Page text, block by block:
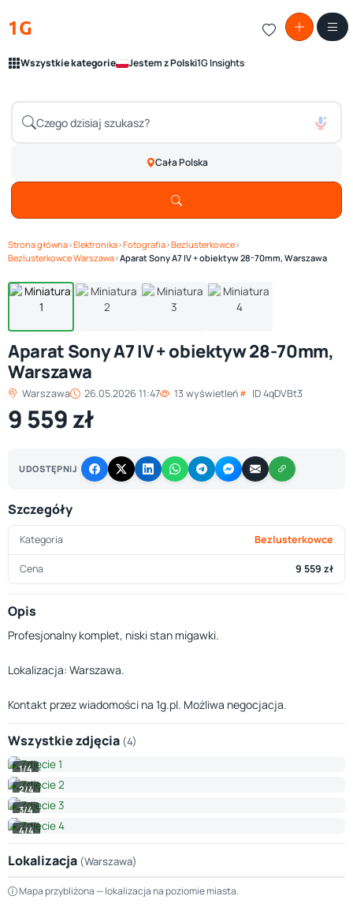
1G
Wszystkie kategorie Jestem z Polski1G Insights
Cała Polska
Strona główna›Elektronika›Fotografia›Bezlusterkowce›
Bezlusterkowce Warszawa›Aparat Sony A7 IV + obiektyw 28-70mm, Warszawa
1/ 4 Zobacz galerię
Aparat Sony A7 IV + obiektyw 28-70mm,
Warszawa
Warszawa 26.05.2026 11:47 13 wyświetleń ID 4qDVBt3
9 559 zł
UDOSTĘPNIJ
Szczegóły
Kategoria Bezlusterkowce
Cena 9 559 zł
Opis
Profesjonalny komplet, niski stan migawki.
Lokalizacja: Warszawa.
Kontakt przez wiadomości na 1g.pl. Możliwa negocjacja.
Wszystkie zdjęcia (4)
1/4
2/4
3/4
4/4
Lokalizacja (Warszawa)
+
Mapa przybliżona — lokalizacja na poziomie miasta.